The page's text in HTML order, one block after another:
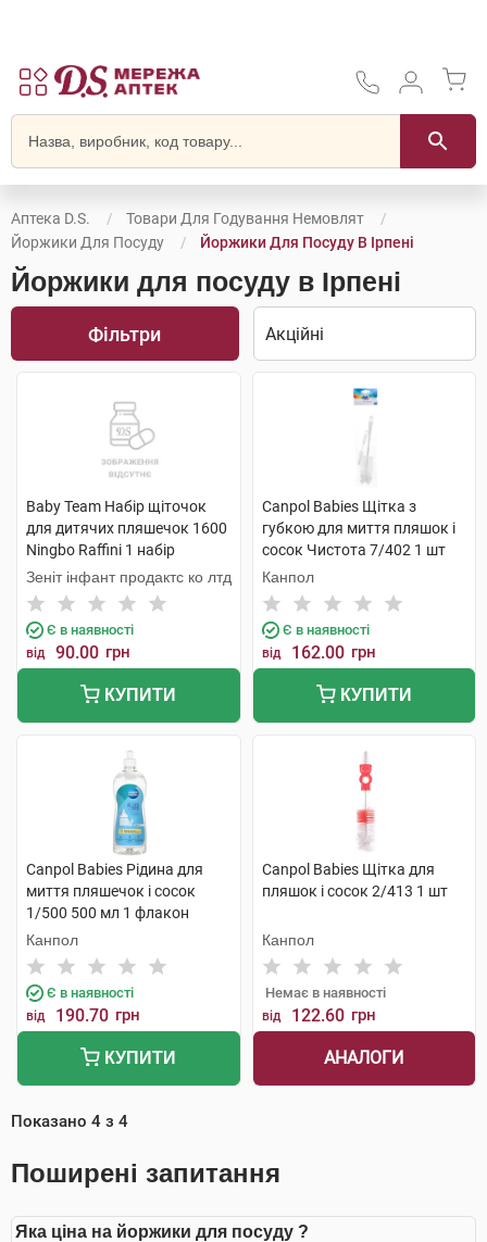
Аптека D.S.
Товари Для Годування Немовлят
Йоржики Для Посуду
Йоржики Для Посуду В Ірпені
Йоржики для посуду в Ірпені
Фільтри
Baby Team Набір щіточок
для дитячих пляшечок 1600
Ningbo Raffini 1 набір
Зеніт інфант продактс ко лтд
Є в наявності
від 90.00 грн
КУПИТИ
Canpol Babies Щітка з
губкою для миття пляшок і
сосок Чистота 7/402 1 шт
Канпол
Є в наявності
від 162.00 грн
КУПИТИ
Canpol Babies Рідина для
миття пляшечок і сосок
1/500 500 мл 1 флакон
Канпол
Є в наявності
від 190.70 грн
КУПИТИ
Canpol Babies Щітка для
пляшок і сосок 2/413 1 шт
Канпол
Немає в наявності
від 122.60 грн
АНАЛОГИ
Показано 4 з 4
Поширені запитання
Яка ціна на йоржики для посуду ?